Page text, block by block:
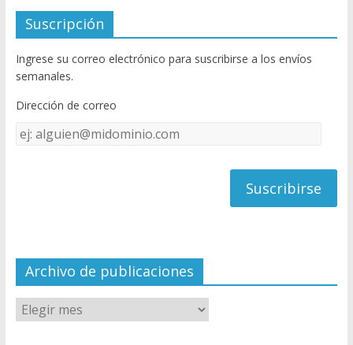
e
b
o
o
k
itt
er
u
T
u
e
C
el
Suscripción
Ingrese su correo electrónico para suscribirse a los envíos
semanales.
Dirección de correo
Dirección
Archivo de publicaciones